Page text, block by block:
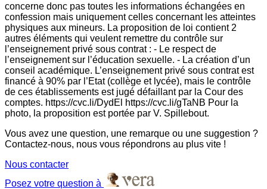
concerne donc pas toutes les informations échangées en
confession mais uniquement celles concernant les atteintes
physiques aux mineurs. La proposition de loi contient 2
autres éléments qui veulent remettre du contrôle sur
l’enseignement privé sous contrat : - Le respect de
l’enseignement sur l’éducation sexuelle. - La création d’un
conseil académique. L’enseignement privé sous contrat est
financé à 90% par l’Etat (collège et lycée), mais le contrôle
de ces établissements est jugé défaillant par la Cour des
comptes. https://cvc.li/DydEl https://cvc.li/gTaNB Pour la
photo, la proposition est portée par V. Spillebout.
Vous avez une question, une remarque ou une suggestion ?
Contactez-nous, nous vous répondrons au plus vite !
Nous contacter
Posez votre question à